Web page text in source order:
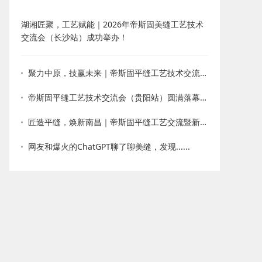
湖湘匠聚，工艺赋能｜2026年帝斯固美缝工艺技术
交流会（长沙站）成功举办！
聚力中原，技赢未来｜帝斯固平缝工艺技术交流会・郑州站圆满收官
帝斯固平缝工艺技术交流会（贵阳站）圆满落幕！以技会友，新品赋能
匠造平缝，焕新南昌｜帝斯固平缝工艺交流暨新品发布会圆满落幕
网友和爆火的ChatGPT聊了聊美缝，发现......